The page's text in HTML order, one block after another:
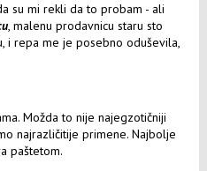
su mi rekli da to probam - ali
, malenu prodavnicu staru sto
i repa me je posebno oduševila,
Možda to nije najegzotičniji
najrazličitije primene. Najbolje
paštetom.